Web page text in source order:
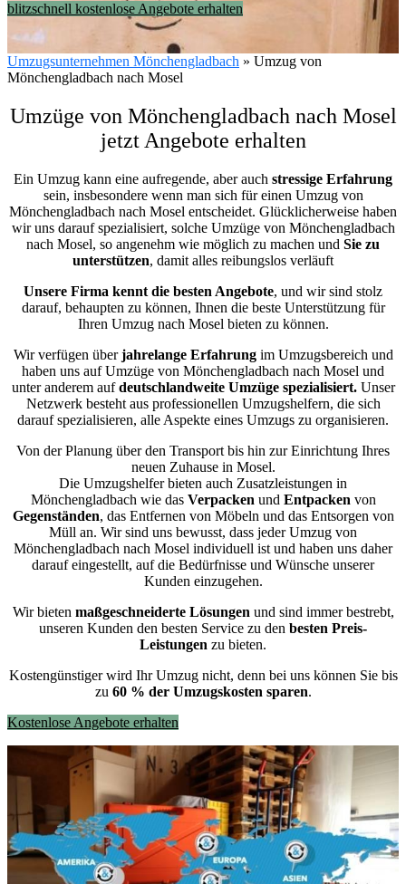
blitzschnell kostenlose Angebote erhalten
Umzugsunternehmen Mönchengladbach » Umzug von
Mönchengladbach nach Mosel
Umzüge von Mönchengladbach nach Mosel
jetzt Angebote erhalten
Ein Umzug kann eine aufregende, aber auch stressige Erfahrung
sein, insbesondere wenn man sich für einen Umzug von
Mönchengladbach nach Mosel entscheidet. Glücklicherweise haben
wir uns darauf spezialisiert, solche Umzüge von Mönchengladbach
nach Mosel, so angenehm wie möglich zu machen und Sie zu
unterstützen, damit alles reibungslos verläuft
Unsere Firma kennt die besten Angebote, und wir sind stolz
darauf, behaupten zu können, Ihnen die beste Unterstützung für
Ihren Umzug nach Mosel bieten zu können.
Wir verfügen überjahrelange Erfahrungim Umzugsbereich und
haben uns auf Umzüge von Mönchengladbach nach Mosel und
unter anderem aufdeutschlandweite Umzüge spezialisiert.Unser
Netzwerk besteht aus professionellen Umzugshelfern, die sich
darauf spezialisieren, alle Aspekte eines Umzugs zu organisieren.
Von der Planung über den Transport bis hin zur Einrichtung Ihres
neuen Zuhause in Mosel.
Die Umzugshelfer bieten auch Zusatzleistungen in
Mönchengladbach wie das Verpacken und Entpacken von
Gegenständen, das Entfernen von Möbeln und das Entsorgen von
Müll an. Wir sind uns bewusst, dass jeder Umzug von
Mönchengladbach nach Mosel individuell ist und haben uns daher
darauf eingestellt, auf die Bedürfnisse und Wünsche unserer
Kunden einzugehen.
Wir bieten maßgeschneiderte Lösungen und sind immer bestrebt,
unseren Kunden den besten Service zu den besten Preis-
Leistungen zu bieten.
Kostengünstiger wird Ihr Umzug nicht, denn bei uns können Sie bis
zu 60 % der Umzugskosten sparen.
Kostenlose Angebote erhalten